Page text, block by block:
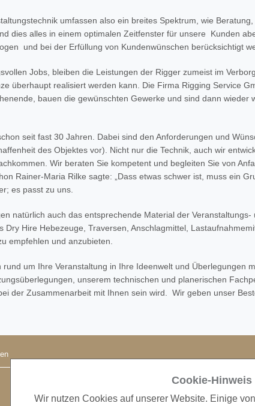
umfassen also ein breites Spektrum, wie
dies alles in einem optimalen Zeitfenster für unsere Kunden
und bei der Erfüllung von Kundenwünschen berücksichtigt
Jobs, bleiben die Leistungen der Rigger zumeist im
überhaupt realisiert werden kann. Die Firma Rigging Service
bauen die gewünschten Gewerke und sind dann
seit fast 30 Jahren. Dabei sind den Anforderungen und
des Objektes vor). Nicht nur die Technik, auch wir
Wir beraten Sie kompetent und begleiten Sie von
Rainer-Maria Rilke sagte: „Dass etwas schwer ist, muss ein
es passt zu uns.
natürlich auch das entsprechende Material der
Dry Hire Hebezeuge, Traversen, Anschlagmittel,
empfehlen und anzubieten.
um Ihre Veranstaltung in Ihre Ideenwelt und Überlegungen
unserem technischen und planerischen
der Zusammenarbeit mit Ihnen sein wird. Wir geben unser
Cookie-Hinweis
Wir nutzen Cookies auf unserer Website. Einige